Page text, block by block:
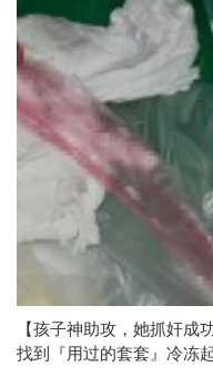
【孩子神助攻，她抓奸
找到『用过的套套』冷冻